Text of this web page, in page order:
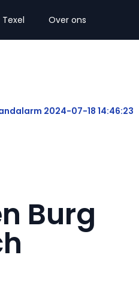
Over ons
2024-07-18 14:46:23
Burg